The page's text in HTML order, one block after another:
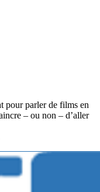
pour parler de films en
– ou non – d’aller